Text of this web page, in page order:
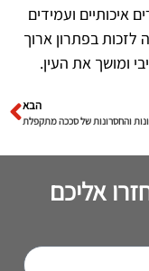
איכותיים ועמידים
לזכות בפתרון ארוך
ומושך את העין.
הבא
והחסרונות של סככה מתקפלת
אליכם